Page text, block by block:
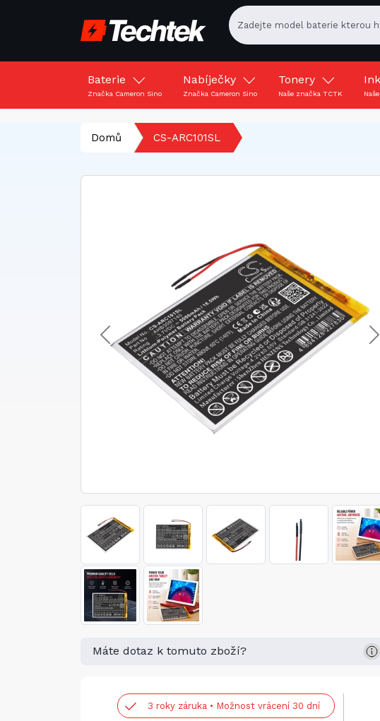
Baterie
Značka Cameron Sino
Nabíječky
Značka Cameron Sino
Tonery
Naše značka TCTK
Domů CS-ARC101SL
Máte dotaz k tomuto zboží?
3 roky záruka • Možnost vrácení 30 dní